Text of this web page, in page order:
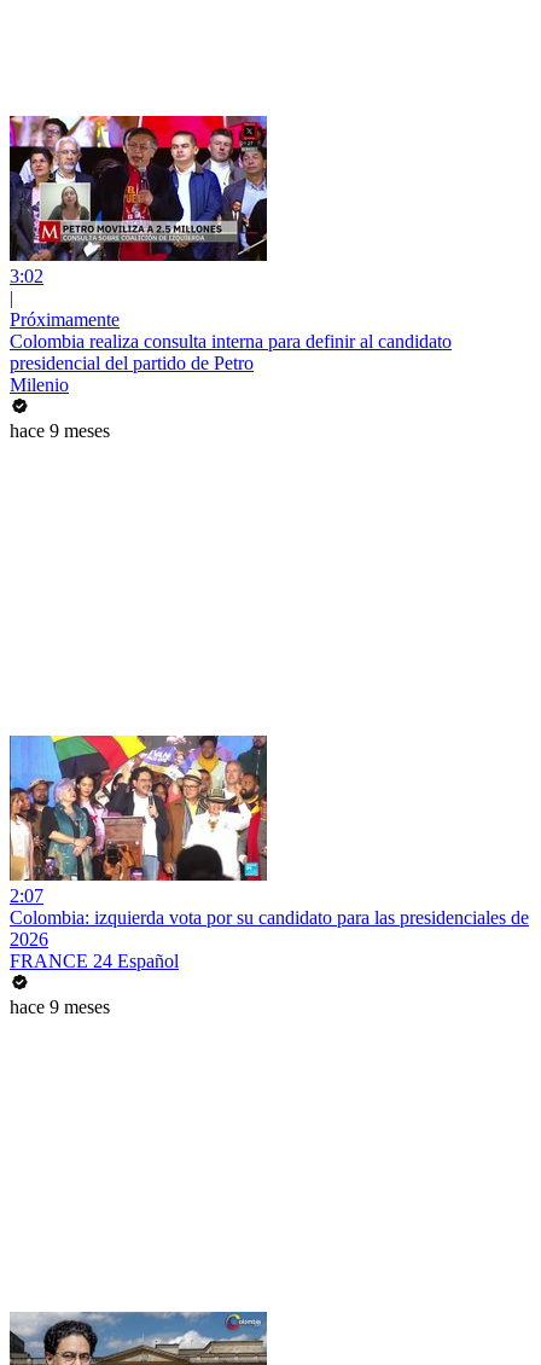
3:02
|
Próximamente
Colombia realiza consulta interna para definir al candidato
presidencial del partido de Petro
Milenio
hace 9 meses
2:07
Colombia: izquierda vota por su candidato para las presidenciales de
2026
FRANCE 24 Español
hace 9 meses